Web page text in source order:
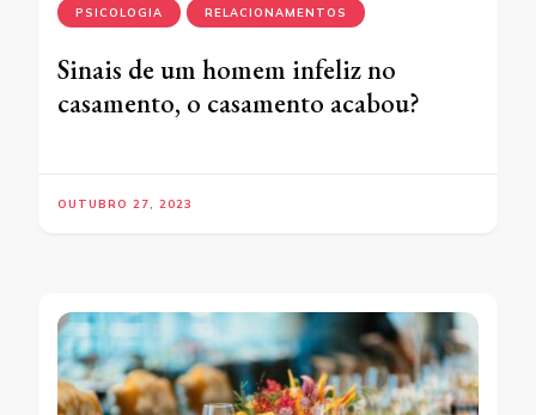
PSICOLOGIA RELACIONAMENTOS
Sinais de um homem infeliz no
casamento, o casamento acabou?
OUTUBRO 27, 2023